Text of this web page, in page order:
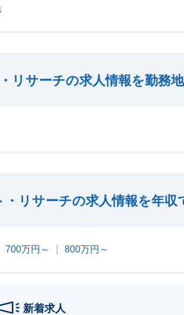
リサーチの求人情報を勤務
リサーチの求人情報を年収
700万円～ 800万円～
新着求人